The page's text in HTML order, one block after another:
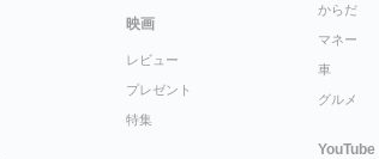
映画
レビュー
プレゼント
特集
からだ
マネー
車
グルメ
YouTube